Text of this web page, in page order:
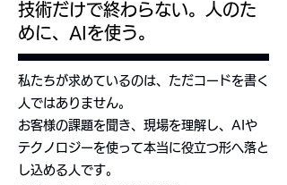
技術だけで終わらない。人のた
めに、AIを使う。
私たちが求めているのは、ただコードを書く
人ではありません。
お客様の課題を聞き、現場を理解し、AIや
テクノロジーを使って本当に役立つ形へ落と
し込める人です。